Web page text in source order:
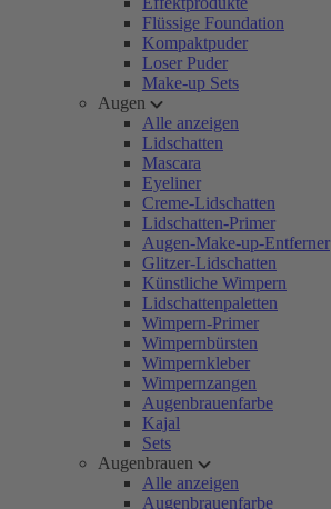
Flüssige Foundation
Kompaktpuder
Loser Puder
Make-up Sets
Augen
Alle anzeigen
Lidschatten
Mascara
Eyeliner
Creme-Lidschatten
Lidschatten-Primer
Augen-Make-up-Entferner
Glitzer-Lidschatten
Künstliche Wimpern
Lidschattenpaletten
Wimpern-Primer
Wimpernbürsten
Wimpernkleber
Wimpernzangen
Augenbrauenfarbe
Kajal
Sets
Augenbrauen
Alle anzeigen
Augenbrauenfarbe